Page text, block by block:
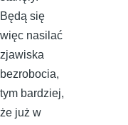
Będą się
więc nasilać
zjawiska
bezrobocia,
tym bardziej,
że już w